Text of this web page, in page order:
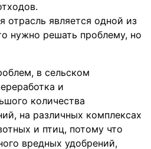
отрасль является одной из
нужно решать проблему, но
в сельском
и
количества
на различных комплексах
и птиц, потому что
вредных удобрений,